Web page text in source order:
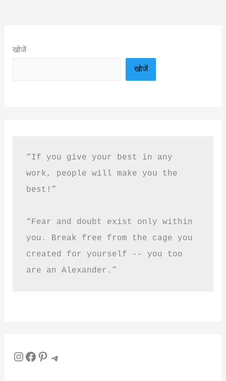
खोजें
खोजें
“If you give your best in any
work, people will make you the
best!”
“Fear and doubt exist only within
you. Break free from the cage you
created for yourself -- you too
are an Alexander.”
InstagramFacebook Pinterest Telegram